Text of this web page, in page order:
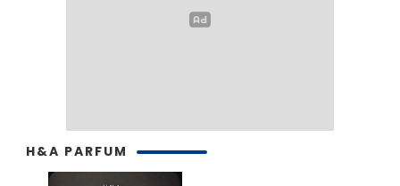
H&A PARFUM